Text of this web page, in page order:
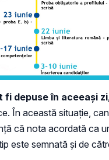
fi depuse în aceeași
În această situație,
că nota acordată ca
este semnată și de